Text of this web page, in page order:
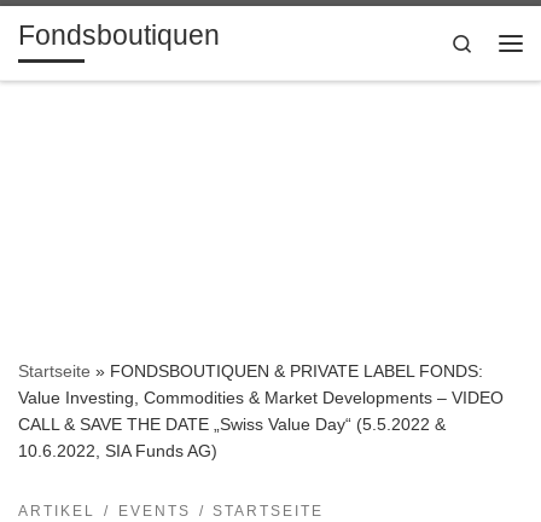
Zum Inhalt springen
Fondsboutiquen
Search
Startseite » FONDSBOUTIQUEN & PRIVATE LABEL FONDS:
Value Investing, Commodities & Market Developments – VIDEO
CALL & SAVE THE DATE „Swiss Value Day“ (5.5.2022 &
10.6.2022, SIA Funds AG)
ARTIKEL EVENTS STARTSEITE